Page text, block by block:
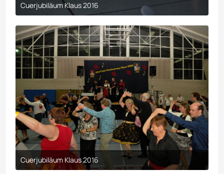
Cuerjubiläum Klaus 2016
9. April 2017 um 00:29
Cuerjubiläum Klaus 2016
9. April 2017 um 00:29